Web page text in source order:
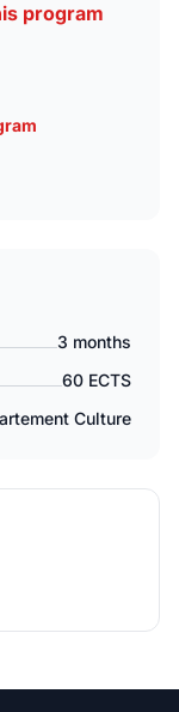
program
3 months
60 ECTS
Culture